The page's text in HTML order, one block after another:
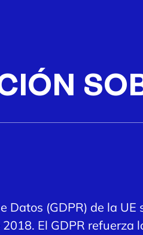
Datos (GDPR) de la
El GDPR